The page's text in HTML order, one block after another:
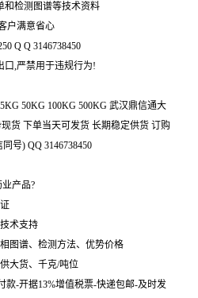
和检测图谱等技术资料
户满意省心
Q Q 3146738450
口,严禁用于违规行为!
50KG 100KG 500KG 武汉鼎信通大
货 下单当天可发货 长期稳定供货 订购
号) QQ 3146738450
产品?
术支持
图谱、检测方法、优势价格
大货、千克/吨位
款-开据13%增值税票-快递包邮-及时发